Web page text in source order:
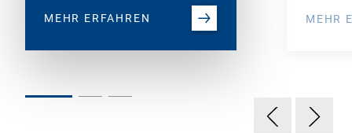
MEHR ERFAHREN MEHR